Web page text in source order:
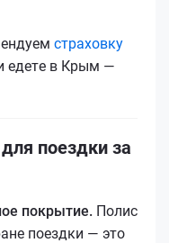
страховку
едетe в Крым —
поездки за
покрытие. Полис
поездки — это